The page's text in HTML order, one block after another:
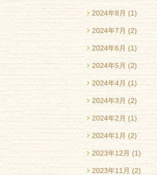
2024年8月 (1)
2024年7月 (2)
2024年6月 (1)
2024年5月 (2)
2024年4月 (1)
2024年3月 (2)
2024年2月 (1)
2024年1月 (2)
2023年12月 (1)
2023年11月 (2)